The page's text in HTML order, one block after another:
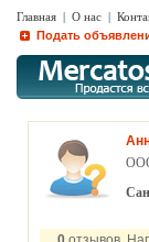
Главная | О нас |
Подать